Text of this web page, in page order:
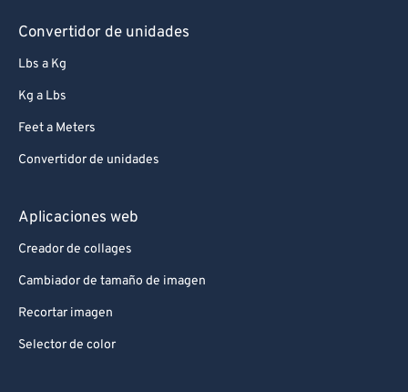
Convertidor de unidades
Lbs a Kg
Kg a Lbs
Feet a Meters
Convertidor de unidades
Aplicaciones web
Creador de collages
Cambiador de tamaño de imagen
Recortar imagen
Selector de color